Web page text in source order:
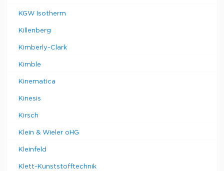
KGW Isotherm
Killenberg
Kimberly-Clark
Kimble
Kinematica
Kinesis
Kirsch
Klein & Wieler oHG
Kleinfeld
Klett-Kunststofftechnik